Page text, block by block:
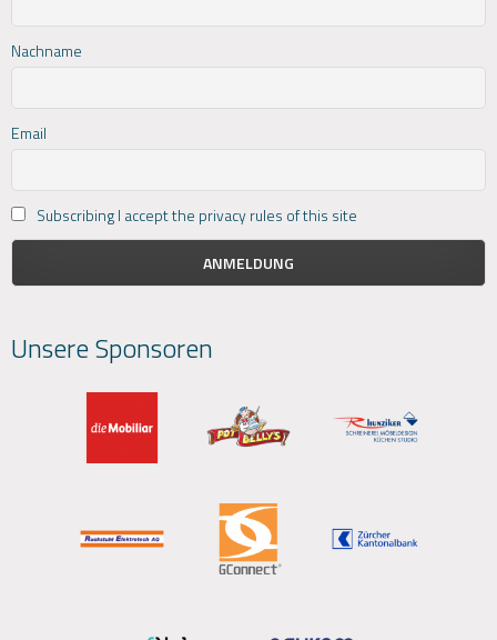
Nachname
Email
Subscribing I accept the privacy rules of this site
Unsere Sponsoren